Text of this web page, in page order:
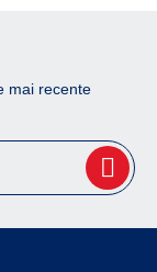
mai recente